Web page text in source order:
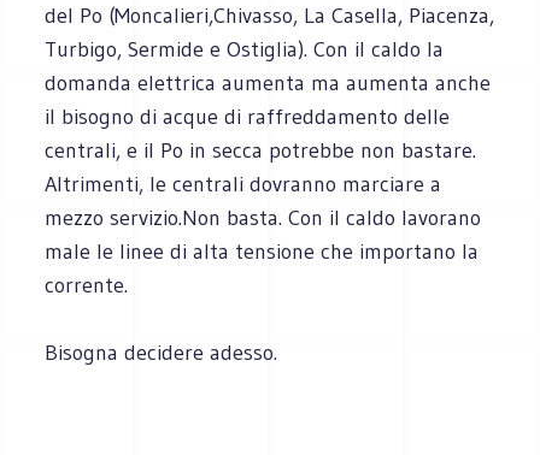
del Po (Moncalieri,Chivasso, La Casella, Piacenza,
Turbigo, Sermide e Ostiglia). Con il caldo la
domanda elettrica aumenta ma aumenta anche
il bisogno di acque di raffreddamento delle
centrali, e il Po in secca potrebbe non bastare.
Altrimenti, le centrali dovranno marciare a
mezzo servizio.Non basta. Con il caldo lavorano
male le linee di alta tensione che importano la
corrente.
Bisogna decidere adesso.